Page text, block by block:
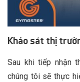
Khảo sát thị
Sau khi tiếp nhận
chúng tôi sẽ thực